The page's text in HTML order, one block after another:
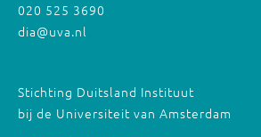
020 525 3690
dia@uva.nl
Stichting Duitsland Instituut
bij de Universiteit van Amsterdam